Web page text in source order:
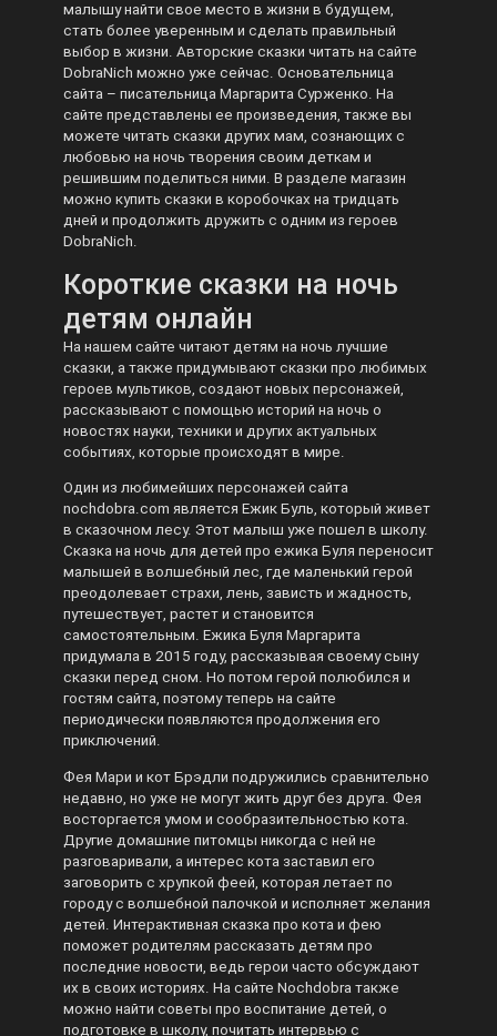
малышу найти свое место в жизни в будущем,
стать более уверенным и сделать правильный
выбор в жизни. Авторские сказки читать на сайте
DobraNich можно уже сейчас. Основательница
сайта – писательница Маргарита Сурженко. На
сайте представлены ее произведения, также вы
можете читать сказки других мам, сознающих с
любовью на ночь творения своим деткам и
решившим поделиться ними. В разделе магазин
можно купить сказки в коробочках на тридцать
дней и продолжить дружить с одним из героев
DobraNich.
Короткие сказки на ночь
детям онлайн
На нашем сайте читают детям на ночь лучшие
сказки, а также придумывают сказки про любимых
героев мультиков, создают новых персонажей,
рассказывают с помощью историй на ночь о
новостях науки, техники и других актуальных
событиях, которые происходят в мире.
Один из любимейших персонажей сайта
nochdobra.com является Ежик Буль, который живет
в сказочном лесу. Этот малыш уже пошел в школу.
Сказка на ночь для детей про ежика Буля переносит
малышей в волшебный лес, где маленький герой
преодолевает страхи, лень, зависть и жадность,
путешествует, растет и становится
самостоятельным. Ежика Буля Маргарита
придумала в 2015 году, рассказывая своему сыну
сказки перед сном. Но потом герой полюбился и
гостям сайта, поэтому теперь на сайте
периодически появляются продолжения его
приключений.
Фея Мари и кот Брэдли подружились сравнительно
недавно, но уже не могут жить друг без друга. Фея
восторгается умом и сообразительностью кота.
Другие домашние питомцы никогда с ней не
разговаривали, а интерес кота заставил его
заговорить с хрупкой феей, которая летает по
городу с волшебной палочкой и исполняет желания
детей. Интерактивная сказка про кота и фею
поможет родителям рассказать детям про
последние новости, ведь герои часто обсуждают
их в своих историях. На сайте Nochdobra также
можно найти советы про воспитание детей, о
подготовке в школу, почитать интервью с